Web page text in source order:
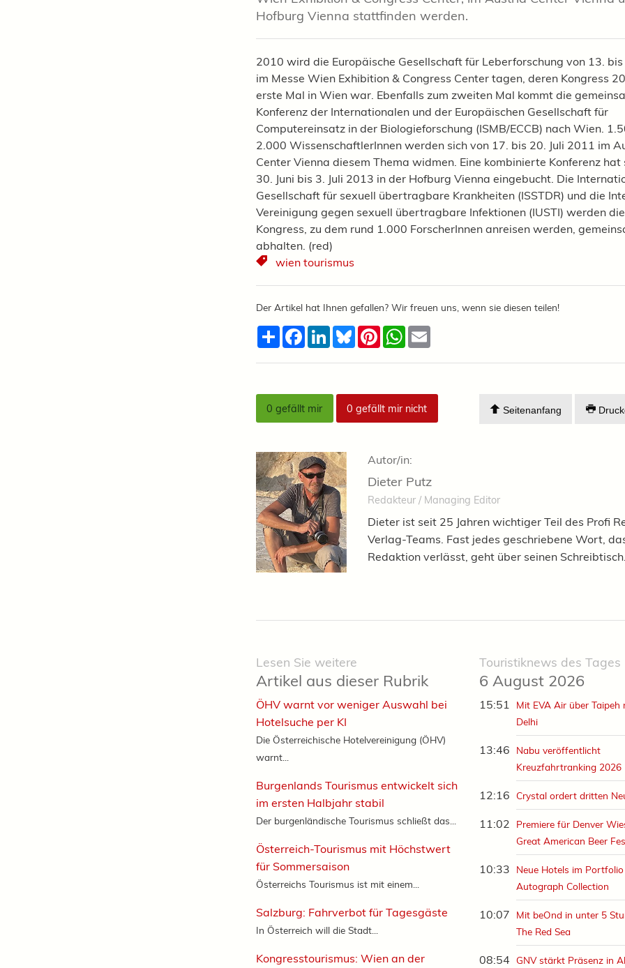
Hofburg Vienna stattfinden werden.
2010 wird die Europäische Gesellschaft für Leberforschung von 13.
im Messe Wien Exhibition & Congress Center tagen, deren Kongress
erste Mal in Wien war. Ebenfalls zum zweiten Mal kommt die
Konferenz der Internationalen und der Europäischen Gesellschaft für
Computereinsatz in der Biologieforschung (ISMB/ECCB) nach Wien.
2.000 WissenschaftlerInnen werden sich von 17. bis 20. Juli 2011 im
Center Vienna diesem Thema widmen. Eine kombinierte Konferenz hat
30. Juni bis 3. Juli 2013 in der Hofburg Vienna eingebucht. Die
Gesellschaft für sexuell übertragbare Krankheiten (ISSTDR) und die
Vereinigung gegen sexuell übertragbare Infektionen (IUSTI) werden
Kongress, zu dem rund 1.000 ForscherInnen anreisen werden,
abhalten. (red)
wien tourismus
Der Artikel hat Ihnen gefallen? Wir freuen uns, wenn sie diesen teilen!
TeilenFacebook
LinkedInBlueskyPinterestWhatsApp
0 gefällt mir 0 gefällt mir nicht Seitenanfang
Autor/in:
Dieter Putz
Redakteur / Managing Editor
Dieter ist seit 25 Jahren wichtiger Teil des Profi
Verlag-Teams. Fast jedes geschriebene Wort,
Redaktion verlässt, geht über seinen Schreibtisch.
Touristiknews des Tages
6 August 2026
15:51
Mit EVA Air über Taipeh
Delhi
13:46
Nabu veröffentlicht
Kreuzfahrtranking 2026
12:16 Crystal ordert dritten
11:02
Premiere für Denver
Great American Beer
10:33
Neue Hotels im
Autograph Collection
10:07
Mit beOnd in unter 5
The Red Sea
08:54 GNV stärkt Präsenz in
Lesen Sie weitere
Artikel aus dieser Rubrik
ÖHV warnt vor weniger Auswahl bei
Hotelsuche per KI
Die Österreichische Hotelvereinigung (ÖHV)
warnt...
Burgenlands Tourismus entwickelt sich
im ersten Halbjahr stabil
Der burgenländische Tourismus schließt das...
Österreich-Tourismus mit Höchstwert
für Sommersaison
Österreichs Tourismus ist mit einem...
Salzburg: Fahrverbot für Tagesgäste
In Österreich will die Stadt...
Kongresstourismus: Wien an der